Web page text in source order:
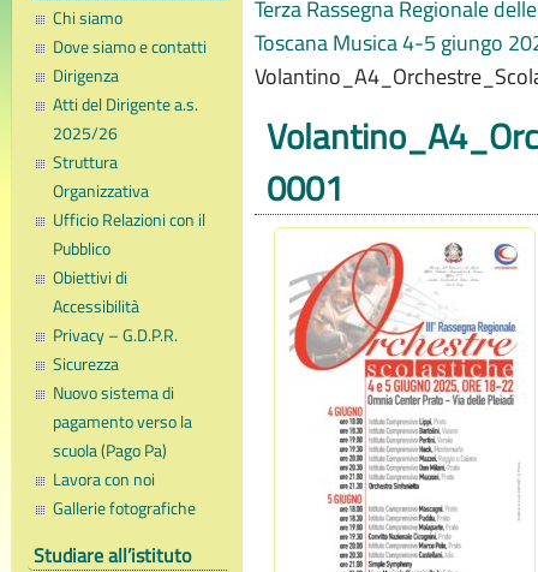
Chi siamo
Dove siamo e contatti
Dirigenza
Atti del Dirigente a.s.
2025/26
Struttura
Organizzativa
Ufficio Relazioni con il
Pubblico
Obiettivi di
Accessibilità
Privacy – G.D.P.R.
Sicurezza
Nuovo sistema di
pagamento verso la
scuola (Pago Pa)
Lavora con noi
Gallerie fotografiche
Studiare all’istituto
Terza Rassegna Regionale
Toscana Musica 4-5 giungo
0001